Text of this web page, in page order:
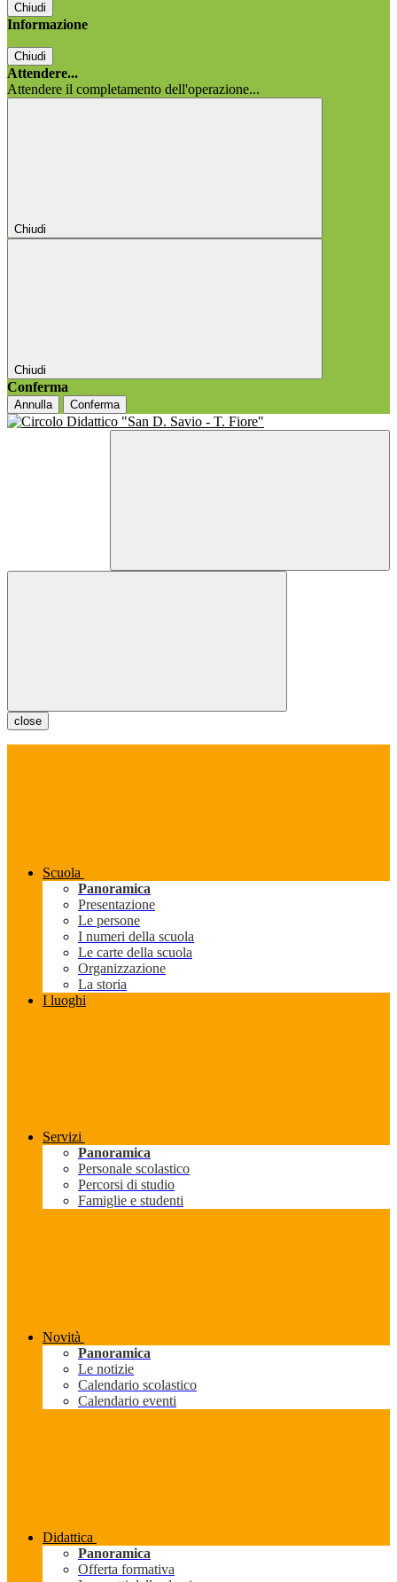
Chiudi
Informazione
Chiudi
Attendere...
Attendere il completamento dell'operazione...
Chiudi
Chiudi
Conferma
Annulla Conferma
close
Scuola
Panoramica
Presentazione
Le persone
I numeri della scuola
Le carte della scuola
Organizzazione
La storia
I luoghi
Servizi
Panoramica
Personale scolastico
Percorsi di studio
Famiglie e studenti
Novità
Panoramica
Le notizie
Calendario scolastico
Calendario eventi
Didattica
Panoramica
Offerta formativa